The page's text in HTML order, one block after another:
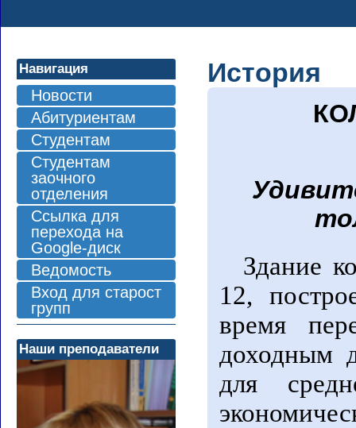
История
Здание
12,
время
доходным
для
Навигация
Новости
Абитуриентам
Студентам
Студентам
заочного
отделения
Ссылка для
перехода на
Google-диск
Ведомость
Вход для старост
групп
Наши преподаватели